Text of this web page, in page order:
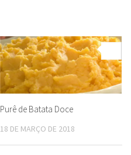
Purê de Batata Doce
18 DE MARÇO DE 2018